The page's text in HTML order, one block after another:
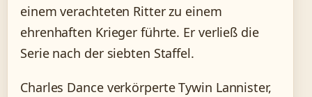
einem verachteten Ritter zu einem
ehrenhaften Krieger führte. Er verließ die
Serie nach der siebten Staffel.
Charles Dance verkörperte Tywin Lannister,